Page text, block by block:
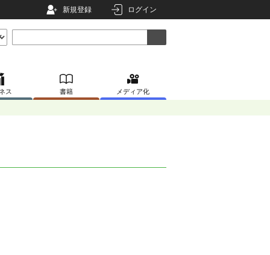
新規登録 ログイン
ス 書籍 メディア化